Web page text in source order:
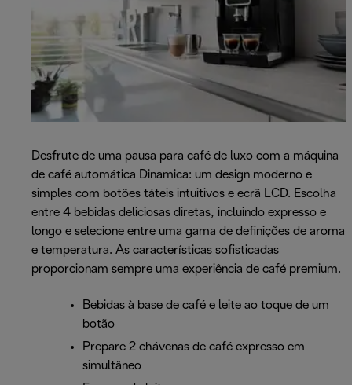
Desfrute de uma pausa para café de luxo com a máquina
de café automática Dinamica: um design moderno e
simples com botões táteis intuitivos e ecrã LCD. Escolha
entre 4 bebidas deliciosas diretas, incluindo expresso e
longo e selecione entre uma gama de definições de aroma
e temperatura. As características sofisticadas
proporcionam sempre uma experiência de café premium.
Bebidas à base de café e leite ao toque de um
botão
Prepare 2 chávenas de café expresso em
simultâneo